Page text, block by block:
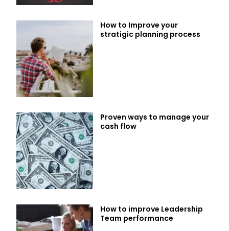
How to Improve your
stratigic planning process
Proven ways to manage your
cash flow
How to improve Leadership
Team performance